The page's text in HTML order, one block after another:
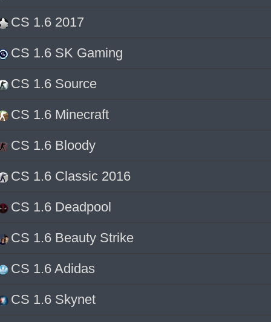
CS 1.6 2017
CS 1.6 SK Gaming
CS 1.6 Source
CS 1.6 Minecraft
CS 1.6 Bloody
CS 1.6 Classic 2016
CS 1.6 Deadpool
CS 1.6 Beauty Strike
CS 1.6 Adidas
CS 1.6 Skynet